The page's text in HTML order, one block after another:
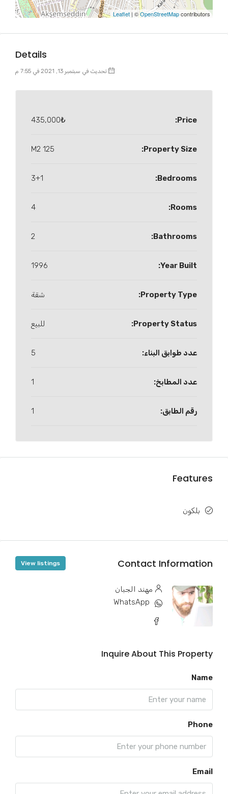
Leaflet | ©OpenStreetMapcontributors
Details
تحديث في سبتمبر 13, 2021 في 7:55 م
Price:
435,000₺
Property Size:
125 M2
Bedrooms:
3+1
Rooms:
4
Bathrooms:
2
Year Built:
1996
Property Type: شقة
Property Status: للبيع
عدد طوابق البناء: 5
عدد المطابخ: 1
رقم الطابق: 1
Features
بلكون
Contact Information
View listings
مهند الجبان
WhatsApp
Inquire About This Property
Name
Phone
Email